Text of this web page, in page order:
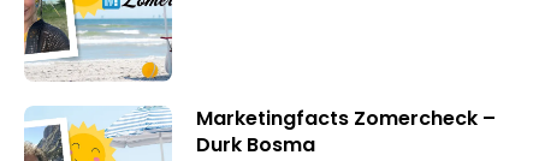
Marketingfacts Zomercheck –
Durk Bosma